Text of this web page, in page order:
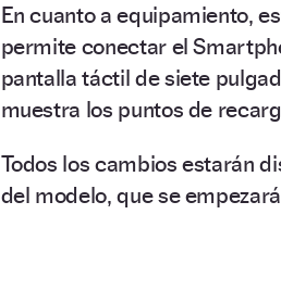
En cuanto a equipamiento,
permite conectar el
pantalla táctil de siete
muestra los puntos de
Todos los cambios estarán
del modelo, que se